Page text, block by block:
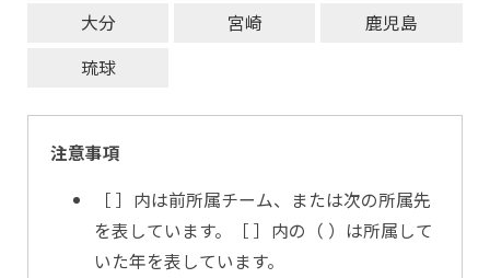
大分
宮崎
鹿児島
琉球
注意事項
［ ］内は前所属チーム、または次の所属先
を表しています。［ ］内の（ ）は所属して
いた年を表しています。